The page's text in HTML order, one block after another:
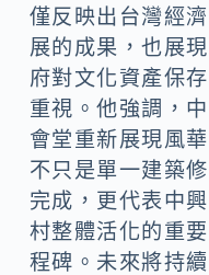
僅反映出台灣經
展的成果，也展
府對文化資產保
重視。他強調，
會堂重新展現風華
不只是單一建築
完成，更代表中
村整體活化的重
程碑。未來將持